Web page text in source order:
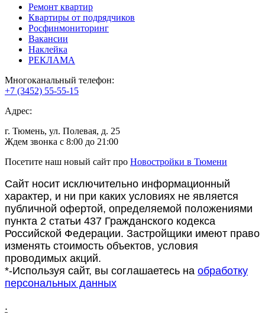
Ремонт квартир
Квартиры от подрядчиков
Росфинмониторинг
Вакансии
Наклейка
РЕКЛАМА
Многоканальный телефон:
+7 (3452) 55-55-15
Адрес:
г. Тюмень, ул. Полевая, д. 25
Ждем звонка с 8:00 до 21:00
Посетите наш новый сайт про Новостройки в Тюмени
Сайт носит исключительно информационный
характер, и ни при каких условиях не является
публичной офертой, определяемой положениями
пункта 2 статьи 437 Гражданского кодекса
Российской Федерации. Застройщики имеют право
изменять стоимость объектов, условия
проводимых акций.
*-Используя сайт, вы соглашаетесь на обработку
персональных данных
.